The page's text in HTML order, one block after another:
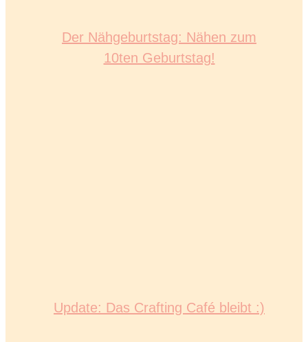
Der Nähgeburtstag: Nähen zum
10ten Geburtstag!
Update: Das Crafting Café bleibt :)